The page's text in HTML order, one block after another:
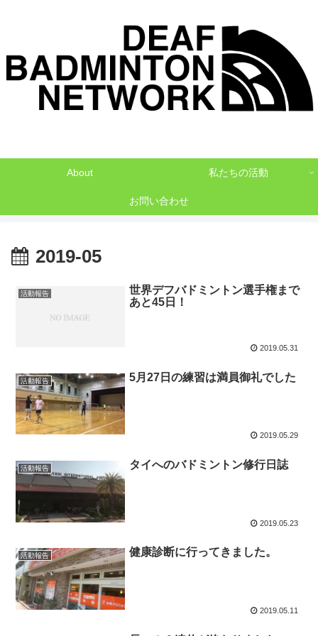
About 私たちの活動
お問い合わせ
2019-05
活動報告
世界デフバドミントン選手権まで
あと45日！
2019.05.31
活動報告 5月27日の練習は満員御礼でした
2019.05.29
活動報告 タイへのバドミントン修行日誌
2019.05.23
活動報告 健康診断に行ってきました。
2019.05.11